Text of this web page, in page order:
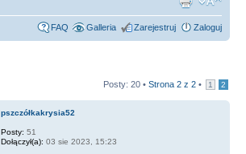
FAQ Galleria Zarejestruj Zaloguj
Posty: 20 • Strona 2 z 2 • 1 2
pszczółkakrysia52
Posty: 51
Dołączył(a): 03 sie 2023, 15:23